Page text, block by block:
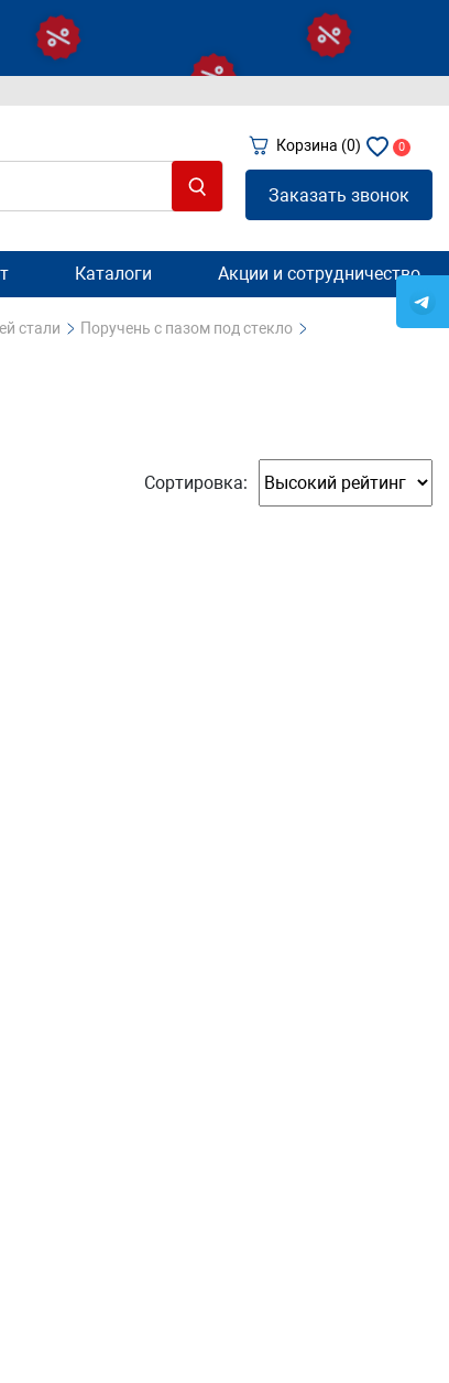
Корзина (0) 0
Заказать звонок
Каталоги Акции и сотрудничество
стали Поручень с пазом под стекло
Сортировка: